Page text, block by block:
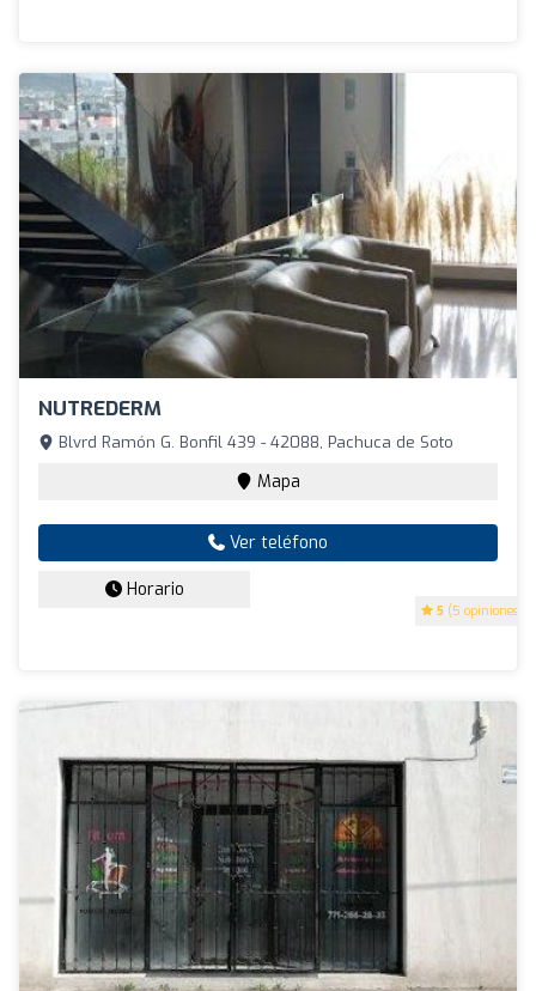
NUTREDERM
5 (5 opiniones)
Blvrd Ramón G. Bonfil 439 - 42088, Pachuca de Soto
Mapa
Ver teléfono
Horario